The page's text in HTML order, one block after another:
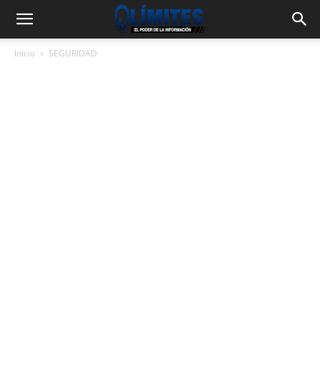
Inicio SEGURIDAD